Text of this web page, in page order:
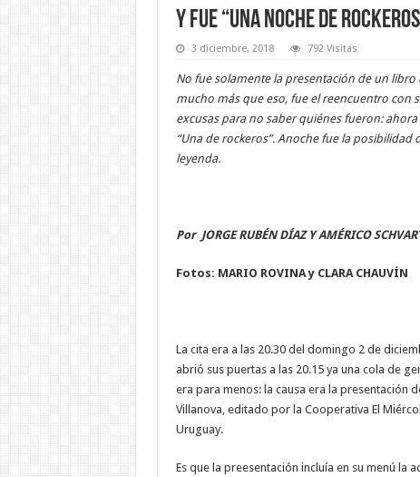
Y fue “una noche de
3 diciembre, 2018 792 Visitas
No fue solamente la presentación de un
mucho más que eso, fue el reencuentro con
excusas para no saber quiénes fueron:
“Una de rockeros”. Anoche fue la
leyenda.
Por JORGE RUBÉN DÍAZ Y AMÉRICO
Fotos: MARIO ROVINA y CLARA CHAUVÍN
La cita era a las 20.30 del domingo 2 de
abrió sus puertas a las 20.15 ya una cola de
era para menos: la causa era la presentación
Villanova, editado por la Cooperativa El
Uruguay.
Es que la preesentación incluía en su menú la